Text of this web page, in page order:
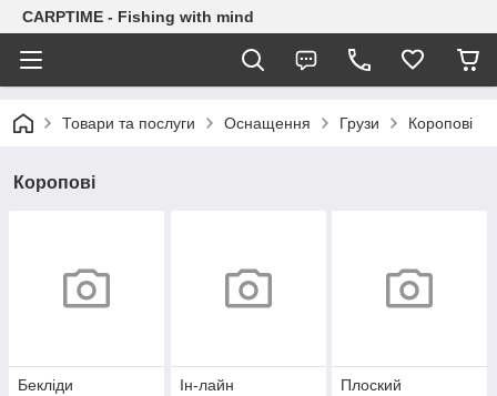
CARPTIME - Fishing with mind
Товари та послуги Оснащення Грузи Коропові
Коропові
Бекліди Ін-лайн Плоский